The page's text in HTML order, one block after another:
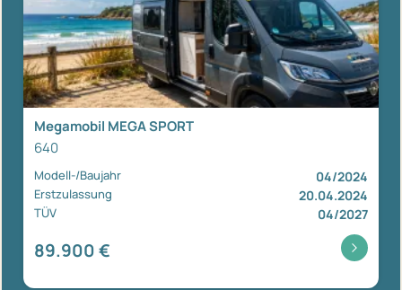
Megamobil MEGA SPORT
640
Modell-/Baujahr 04/2024
Erstzulassung 20.04.2024
TÜV 04/2027
89.900 €